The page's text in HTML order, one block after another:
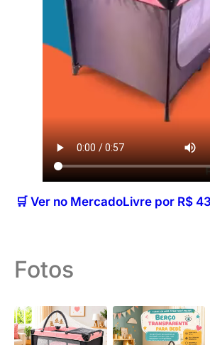
🛒 Ver no MercadoLivre por R$
Fotos